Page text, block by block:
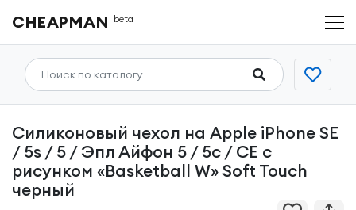
CHEAPMAN beta
Силиконовый чехол на Apple iPhone SE
/ 5s / 5 / Эпл Айфон 5 / 5с / СЕ с
рисунком «Basketball W» Soft Touch
черный